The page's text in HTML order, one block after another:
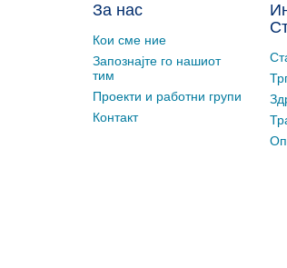
За нас
Кои сме ние
Запознајте го нашиот
тим
Проекти и работни групи
Контакт